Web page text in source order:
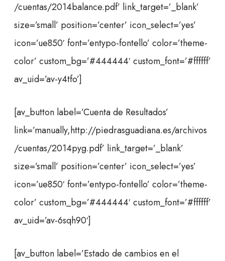
/cuentas/2014balance.pdf’ link_target=’_blank’
size=’small’ position=’center’ icon_select=’yes’
icon=’ue850′ font=’entypo-fontello’ color=’theme-
color’ custom_bg=’#444444′ custom_font=’#ffffff’
av_uid=’av-y4tfo’]
[av_button label=’Cuenta de Resultados’
link=’manually,http://piedrasguadiana.es/archivos
/cuentas/2014pyg.pdf’ link_target=’_blank’
size=’small’ position=’center’ icon_select=’yes’
icon=’ue850′ font=’entypo-fontello’ color=’theme-
color’ custom_bg=’#444444′ custom_font=’#ffffff’
av_uid=’av-6sqh90′]
[av_button label=’Estado de cambios en el